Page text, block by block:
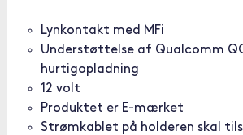
Lynkontakt med MFi
Understøttelse af Qualcomm
hurtigopladning
12 volt
Produktet er E-mærket
Strømkablet på holderen skal